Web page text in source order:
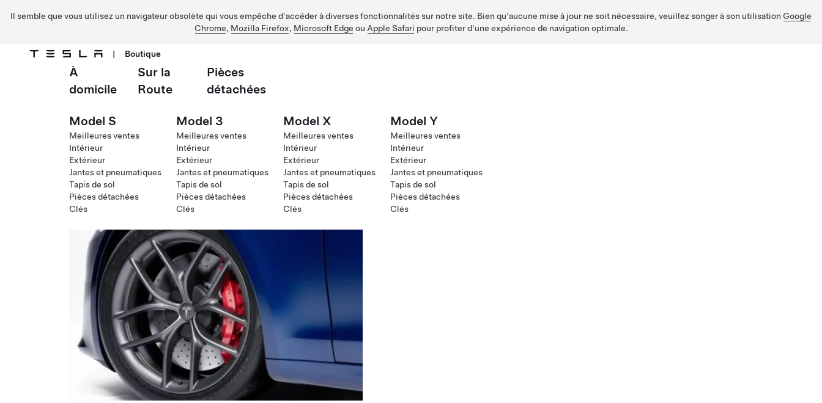
Il semble que vous utilisez un navigateur obsolète qui vous empêche d'accéder à diverses fonctionnalités sur notre site. Bien qu'aucune mise à jour ne soit nécessaire, veuillez songer à son utilisation Google
Chrome, Mozilla Firefox, Microsoft Edge ou Apple Safari pour profiter d'une expérience de navigation optimale.
Passer au contenu principal
| Boutique
À
domicile
Sur la
Route
Pièces
détachées
Model S
Meilleures ventes
Intérieur
Extérieur
Jantes et pneumatiques
Tapis de sol
Pièces détachées
Clés
Model 3
Meilleures ventes
Intérieur
Extérieur
Jantes et pneumatiques
Tapis de sol
Pièces détachées
Clés
Model X
Meilleures ventes
Intérieur
Extérieur
Jantes et pneumatiques
Tapis de sol
Pièces détachées
Clés
Model Y
Meilleures ventes
Intérieur
Extérieur
Jantes et pneumatiques
Tapis de sol
Pièces détachées
Clés